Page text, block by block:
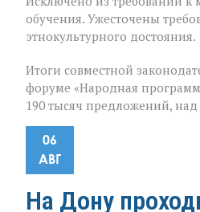
обучения. Ужесточены
этнокультурного достояния.
Итоги совместной
форуме «Народная
190 тысяч предложений,
06
АВГ
На Дону